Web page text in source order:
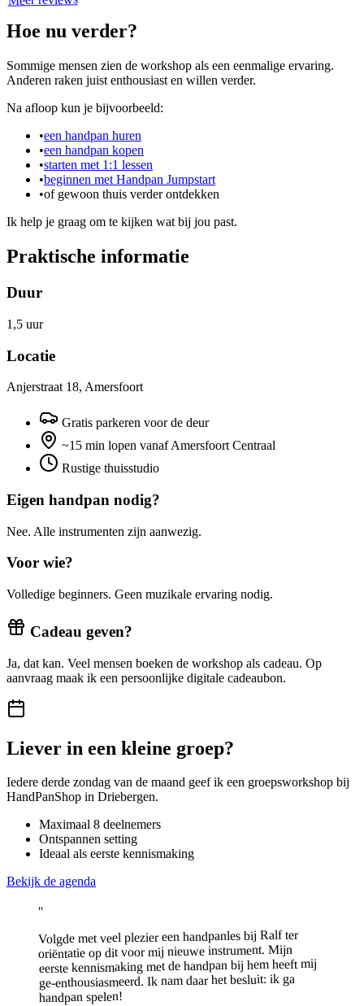
Hoe nu verder?
Sommige mensen zien de workshop als een eenmalige ervaring.
Anderen raken juist enthousiast en willen verder.
Na afloop kun je bijvoorbeeld:
•een handpan huren
•een handpan kopen
•starten met 1:1 lessen
•beginnen met Handpan Jumpstart
•of gewoon thuis verder ontdekken
Ik help je graag om te kijken wat bij jou past.
Praktische informatie
Duur
1,5 uur
Locatie
Anjerstraat 18, Amersfoort
Gratis parkeren voor de deur
~15 min lopen vanaf Amersfoort Centraal
Rustige thuisstudio
Eigen handpan nodig?
Nee. Alle instrumenten zijn aanwezig.
Voor wie?
Volledige beginners. Geen muzikale ervaring nodig.
Cadeau geven?
Ja, dat kan. Veel mensen boeken de workshop als cadeau. Op
aanvraag maak ik een persoonlijke digitale cadeaubon.
Liever in een kleine groep?
Iedere derde zondag van de maand geef ik een groepsworkshop bij
HandPanShop in Driebergen.
Maximaal 8 deelnemers
Ontspannen setting
Ideaal als eerste kennismaking
Bekijk de agenda
"
Volgde met veel plezier een handpanles bij Ralf ter
oriëntatie op dit voor mij nieuwe instrument. Mijn
eerste kennismaking met de handpan bij hem heeft mij
ge-enthousiasmeerd. Ik nam daar het besluit: ik ga
handpan spelen!